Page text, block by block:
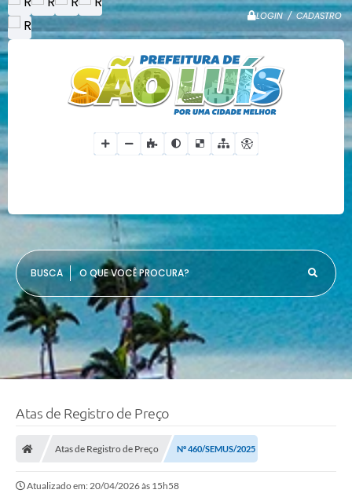
LOGIN / CADASTRO
O QUE VOCÊ PROCURA?
Atas de Registro de Preço
Atas de Registro de Preço Nº 460/SEMUS/2025
Atualizado em: 20/04/2026 às 15h58